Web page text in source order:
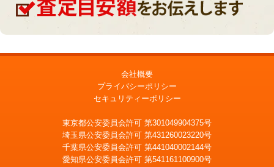
会社概要
プライバシーポリシー
セキュリティーポリシー
東京都公安委員会許可 第301049904375号
埼玉県公安委員会許可 第431260023220号
千葉県公安委員会許可 第441040002144号
愛知県公安委員会許可 第541161100900号